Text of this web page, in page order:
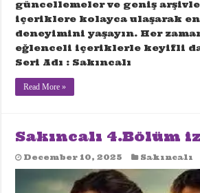
güncellemeler ve geniş
içeriklere kolayca ulaşarak
deneyimini yaşayın. Her
eğlenceli içeriklerle keyifli
Seri Adı : Sakıncalı
Read More »
Sakıncalı 4.Bölüm
December 10, 2025 Sakıncalı